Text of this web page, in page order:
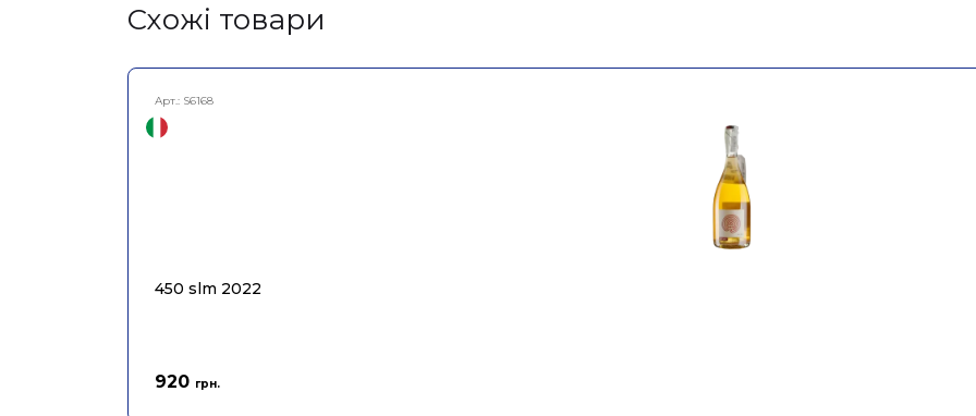
Cхожі товари
Арт.: S6168
450 slm 2022
920 грн.